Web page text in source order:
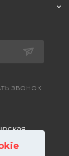
ЗВОНОК